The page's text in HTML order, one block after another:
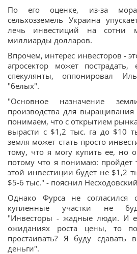
По его оценке, из-за
сельхозземель Укра­и­на
лечь инвестиций на
миллиарды долларов.
Впрочем, интерес инвесторов -
агросектор может
спекулянты, оппонировал
"белых".
"Основное назначение
производства для
понимаем, что с открытием
вырасти с $1,2 тыс. га до $10
земля может стать просто
тому, что я могу купить ее, но
потому что я понимаю: пройдет
этой инвестиции будет не $1,2
$5-6 тыс." - пояснил
Однако Фурса не согласился
купленные участки не
"Инвесторы - жадные люди. И
ожиданиях роста цены, то
простаивать? Я буду сдавать
деньги".